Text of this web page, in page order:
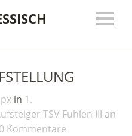
in 1.
TSV Fuhlen III an
0 Kommentare